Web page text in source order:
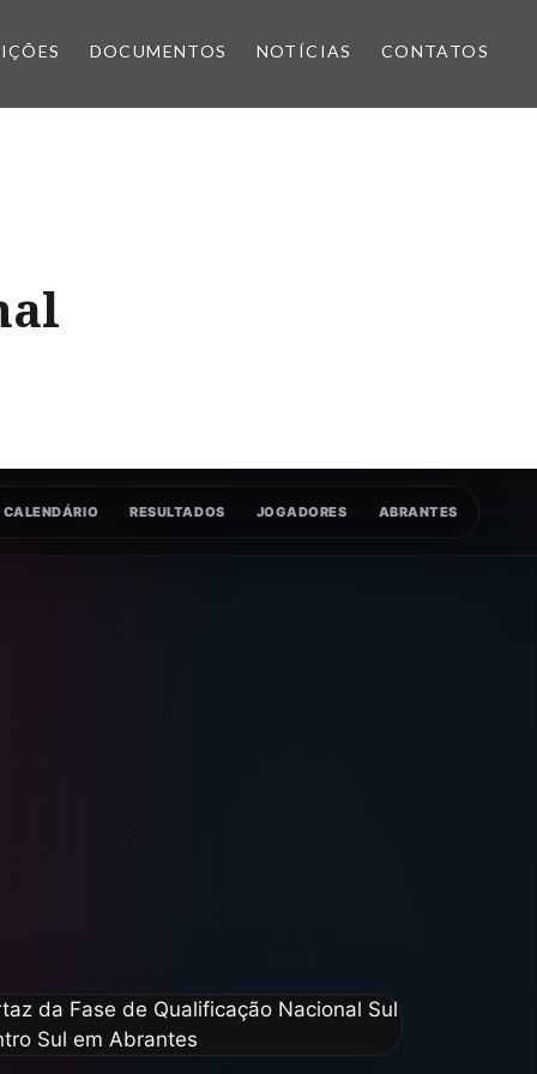
DOCUMENTOS NOTÍCIAS CONTATOS
CALENDÁRIO RESULTADOS JOGADORES ABRANTES